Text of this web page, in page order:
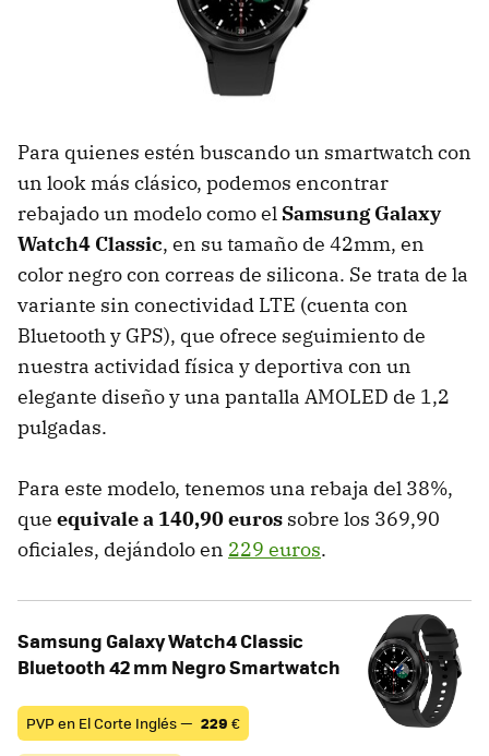
Para quienes estén buscando un smartwatch con
un look más clásico, podemos encontrar
rebajado un modelo como el Samsung Galaxy
Watch4 Classic, en su tamaño de 42mm, en
color negro con correas de silicona. Se trata de la
variante sin conectividad LTE (cuenta con
Bluetooth y GPS), que ofrece seguimiento de
nuestra actividad física y deportiva con un
elegante diseño y una pantalla AMOLED de 1,2
pulgadas.
Para este modelo, tenemos una rebaja del 38%,
que equivale a 140,90 euros sobre los 369,90
oficiales, dejándolo en 229 euros.
Samsung Galaxy Watch4 Classic
Bluetooth 42 mm Negro Smartwatch
PVP en El Corte Inglés — 229 €